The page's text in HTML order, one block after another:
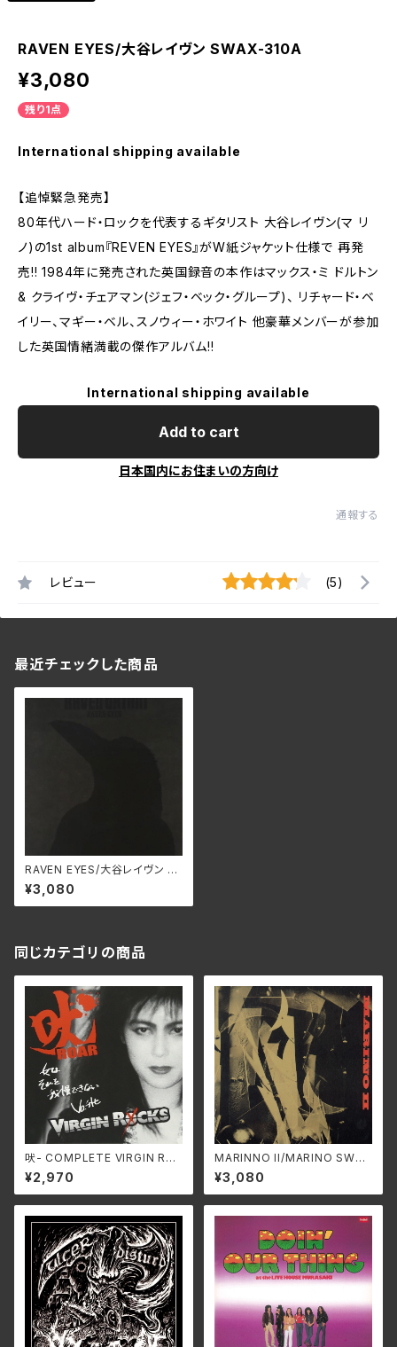
RAVEN EYES/大谷レイヴン SWAX-310A
¥3,080
残り1点
International shipping available
【追悼緊急発売】
80年代ハード・ロックを代表するギタリスト 大谷レイヴン(マ リ
ノ)の1st album『REVEN EYES』がW紙ジャケット仕様で 再発
売!! 1984年に発売された英国録音の本作はマックス・ミ ドルトン
& クライヴ・チェアマン(ジェフ・ベック・グループ)、 リチャード・ベ
イリー、マギー・ベル、スノウィー・ホワイト 他豪華メンバーが参加
した英国情緒満載の傑作アルバム!!
International shipping available
Add to cart
日本国内にお住まいの方向け
通報する
レビュー (5)
最近チェックした商品
RAVEN EYES/大谷レイヴン S
WAX-310A
¥3,080
同じカテゴリの商品
吠- COMPLETE VIRGIN RO
CKS- [2025 EDITION] /VIR
GIN ROCKS SS-954C(仕
様:CD)
¥2,970
MARINNO II/MARINO SWAX
-306A
¥3,080